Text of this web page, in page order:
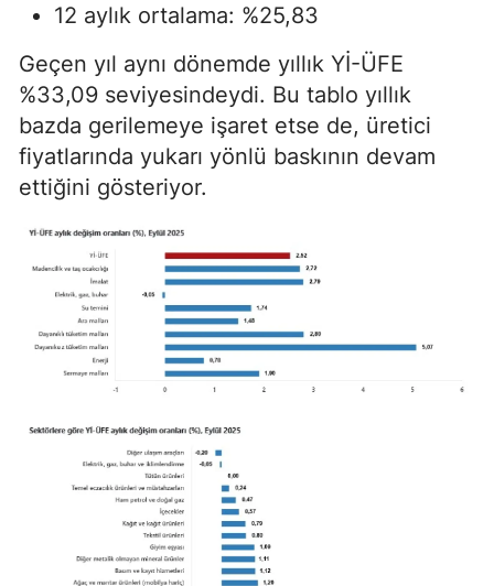
12 aylık ortalama: %25,83
Geçen yıl aynı dönemde yıllık Yİ-ÜFE
%33,09 seviyesindeydi. Bu tablo yıllık
bazda gerilemeye işaret etse de, üretici
fiyatlarında yukarı yönlü baskının devam
ettiğini gösteriyor.